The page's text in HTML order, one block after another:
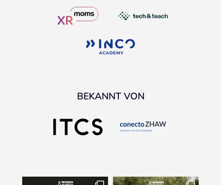
BEKANNT VON